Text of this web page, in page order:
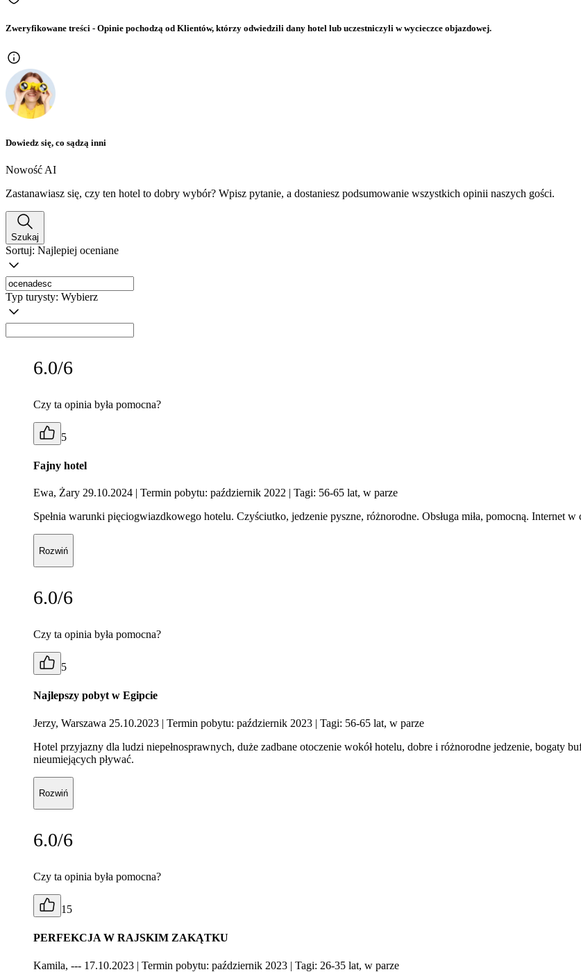
Zweryfikowane treści - Opinie pochodzą od Klientów, którzy odwiedzili dany hotel lub uczestniczyli w wycieczce objazdowej.
Dowiedz się, co sądzą inni
Nowość AI
Zastanawiasz się, czy ten hotel to dobry wybór? Wpisz pytanie, a dostaniesz podsumowanie wszystkich opinii naszych gości.
Szukaj
Sortuj: Najlepiej oceniane
Typ turysty: Wybierz
6.0/6
Czy ta opinia była pomocna?
5
Fajny hotel
Ewa, Żary 29.10.2024 | Termin pobytu: październik 2022 | Tagi: 56-65 lat, w parze
Spełnia warunki pięciogwiazdkowego hotelu. Czyściutko, jedzenie pyszne, różnorodne. Obsługa miła, pomocną. Internet w
Rozwiń
6.0/6
Czy ta opinia była pomocna?
5
Najlepszy pobyt w Egipcie
Jerzy, Warszawa 25.10.2023 | Termin pobytu: październik 2023 | Tagi: 56-65 lat, w parze
Hotel przyjazny dla ludzi niepełnosprawnych, duże zadbane otoczenie wokół hotelu, dobre i różnorodne jedzenie, bogaty
nieumiejących pływać.
Rozwiń
6.0/6
Czy ta opinia była pomocna?
15
PERFEKCJA W RAJSKIM ZAKĄTKU
Kamila, --- 17.10.2023 | Termin pobytu: październik 2023 | Tagi: 26-35 lat, w parze